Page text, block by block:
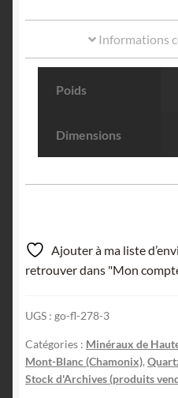
Informations
Poids
Dimensions
Ajouter à ma liste
retrouver dans "Mon
UGS : go-fl-278-3
Catégories : Minéraux de
Mont-Blanc (Chamonix),
Stock d'Archives (produits